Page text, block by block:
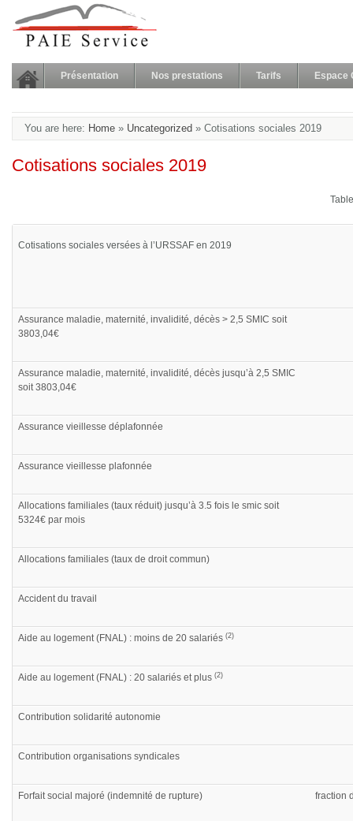
Présentation Nos prestations Tarifs Espace
You are here: Home » Uncategorized » Cotisations sociales 2019
Cotisations sociales 2019
Cotisations sociales versées à l’URSSAF en 2019
Assurance maladie, maternité, invalidité, décès > 2,5 SMIC soit
3803,04€
Assurance maladie, maternité, invalidité, décès jusqu’à 2,5 SMIC
soit 3803,04€
Assurance vieillesse déplafonnée
Assurance vieillesse plafonnée
Allocations familiales (taux réduit) jusqu’à 3.5 fois le smic soit
5324€ par mois
Allocations familiales (taux de droit commun)
Accident du travail
Aide au logement (FNAL) : moins de 20 salariés (2)
Aide au logement (FNAL) : 20 salariés et plus (2)
Contribution solidarité autonomie
Contribution organisations syndicales
Forfait social majoré (indemnité de rupture) fraction